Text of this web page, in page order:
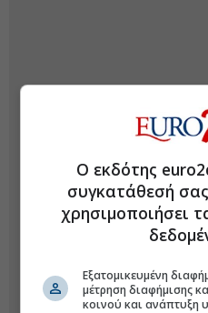
Ο εκδότης
συγκατάθεσή
χρησιμοποιήσει
Εξατομικευμένη
μέτρηση διαφήμισης
κοινού και ανάπτυξη